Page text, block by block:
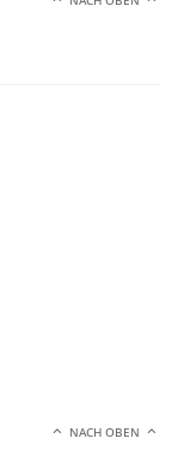
NACH OBEN